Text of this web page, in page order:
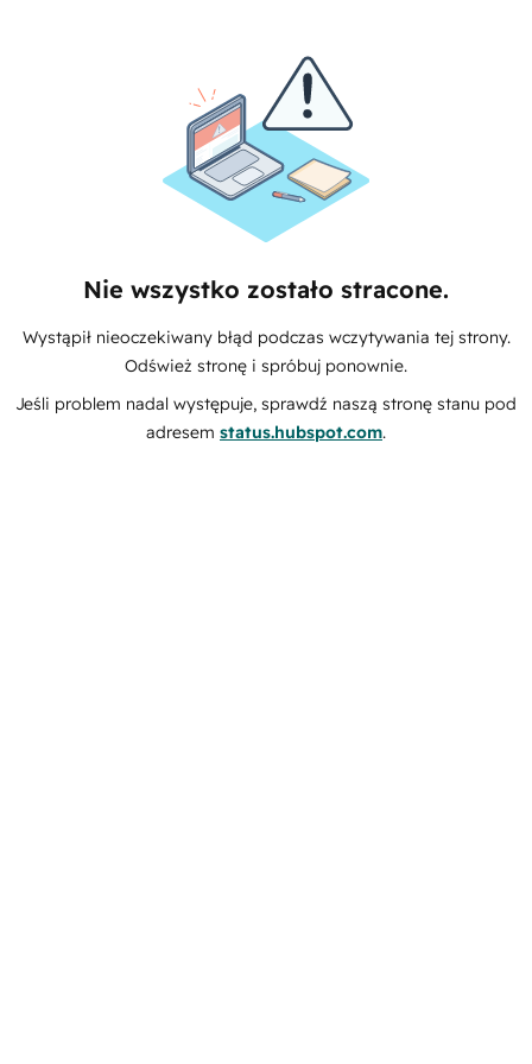
Nie wszystko zostało stracone.
Wystąpił nieoczekiwany błąd podczas wczytywania tej strony.
Odśwież stronę i spróbuj ponownie.
Jeśli problem nadal występuje, sprawdź naszą stronę stanu pod
adresem status.hubspot.com.